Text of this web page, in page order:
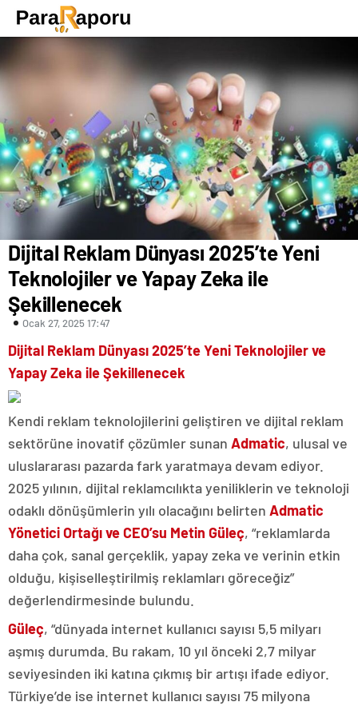
Dijital Reklam Dünyası 2025’te Yeni
Teknolojiler ve Yapay Zeka ile
Şekillenecek
Ocak 27, 2025 17:47
Dijital Reklam Dünyası 2025’te Yeni Teknolojiler ve
Yapay Zeka ile Şekillenecek
Kendi reklam teknolojilerini geliştiren ve dijital reklam
sektörüne inovatif çözümler sunan Admatic, ulusal ve
uluslararası pazarda fark yaratmaya devam ediyor.
2025 yılının, dijital reklamcılıkta yeniliklerin ve teknoloji
odaklı dönüşümlerin yılı olacağını belirten Admatic
Yönetici Ortağı ve CEO’su Metin Güleç, “reklamlarda
daha çok, sanal gerçeklik, yapay zeka ve verinin etkin
olduğu, kişiselleştirilmiş reklamları göreceğiz”
değerlendirmesinde bulundu.
Güleç, “dünyada internet kullanıcı sayısı 5,5 milyarı
aşmış durumda. Bu rakam, 10 yıl önceki 2,7 milyar
seviyesinden iki katına çıkmış bir artışı ifade ediyor.
Türkiye’de ise internet kullanıcı sayısı 75 milyona